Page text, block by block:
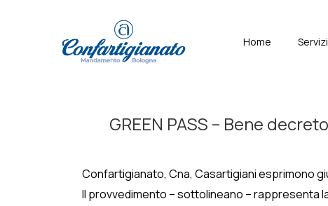
Menù
Home Servizi
GREEN PASS – Bene
Confartigianato, Cna, Casartigiani esprimono
Il provvedimento – sottolineano – rappresenta